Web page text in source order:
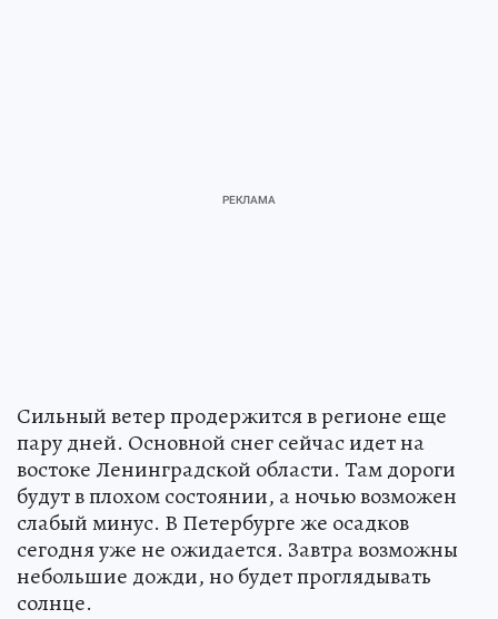
Сильный ветер продержится в регионе еще
пару дней. Основной снег сейчас идет на
востоке Ленинградской области. Там дороги
будут в плохом состоянии, а ночью возможен
слабый минус. В Петербурге же осадков
сегодня уже не ожидается. Завтра возможны
небольшие дожди, но будет проглядывать
солнце.